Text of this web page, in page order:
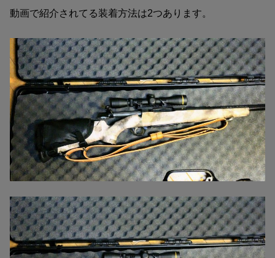
動画で紹介されてる装着方法は2つあります。